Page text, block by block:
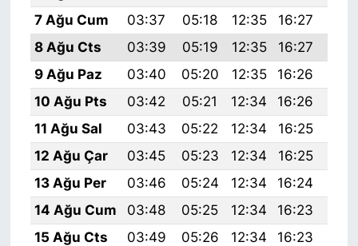
7 Ağu Cum
03:37 05:18 12:35 16:27
8 Ağu Cts
03:39 05:19 12:35 16:27
9 Ağu Paz
03:40 05:20 12:35 16:26
10 Ağu Pts
03:42 05:21 12:34 16:26
11 Ağu Sal
03:43 05:22 12:34 16:25
12 Ağu Çar
03:45 05:23 12:34 16:25
13 Ağu Per
03:46 05:24 12:34 16:24
14 Ağu Cum
03:48 05:25 12:34 16:23
15 Ağu Cts
03:49 05:26 12:34 16:23